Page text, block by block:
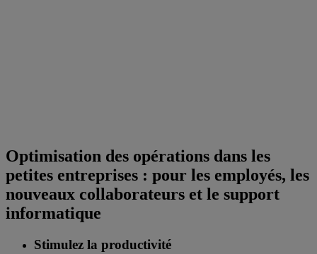
Optimisation des opérations dans les
petites entreprises : pour les employés, les
nouveaux collaborateurs et le support
informatique
Stimulez la productivité